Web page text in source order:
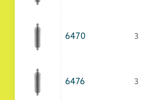
6470 3
6476 3